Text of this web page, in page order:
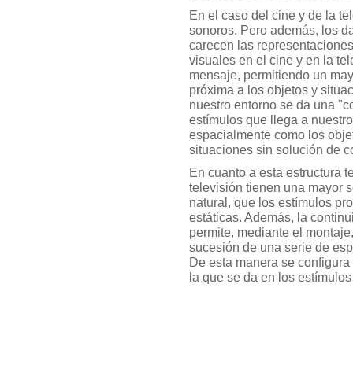
En el caso del cine y de la
sonoros. Pero además, los
carecen las
visuales en el cine y en la
mensaje, permitiendo un
próxima a los objetos y
nuestro entorno se da una
estímulos que llega a
espacialmente como los
situaciones sin solución de
En cuanto a esta estructura
televisión tienen una mayor
natural, que los estímulos
estáticas. Además, la
permite, mediante el
sucesión de una serie de
De esta manera se
la que se da en los